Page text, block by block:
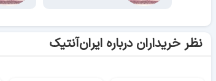
نظر خریداران درباره ایران‌آنتیک